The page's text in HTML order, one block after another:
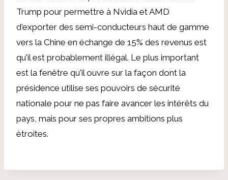
Trump pour permettre à Nvidia et AMD
d'exporter des semi-conducteurs haut de gamme
vers la Chine en échange de 15% des revenus est
qu'il est probablement illégal. Le plus important
est la fenêtre qu'il ouvre sur la façon dont la
présidence utilise ses pouvoirs de sécurité
nationale pour ne pas faire avancer les intérêts du
pays, mais pour ses propres ambitions plus
étroites.